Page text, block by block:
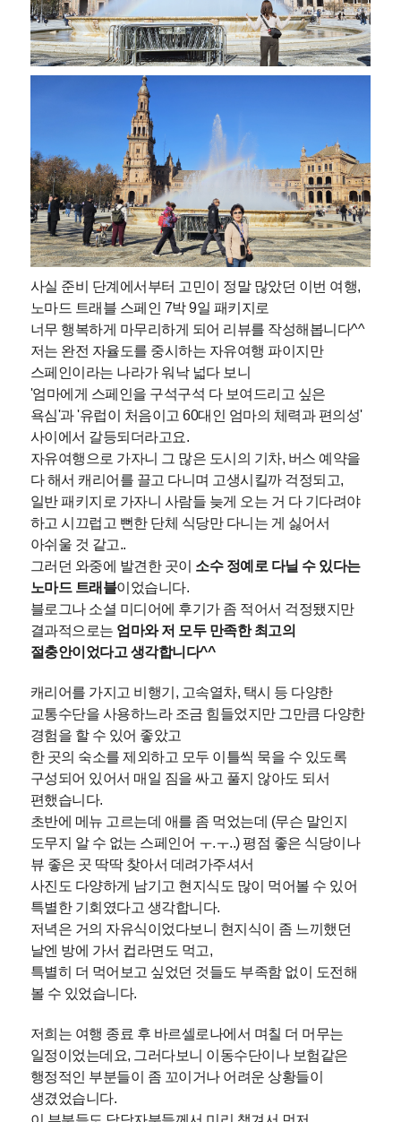
사실 준비 단계에서부터 고민이 정말 많았던 이번 여행,
노마드 트래블 스페인 7박 9일 패키지로
너무 행복하게 마무리하게 되어 리뷰를 작성해봅니다^^
저는 완전 자율도를 중시하는 자유여행 파이지만
스페인이라는 나라가 워낙 넓다 보니
'엄마에게 스페인을 구석구석 다 보여드리고 싶은
욕심'과 '유럽이 처음이고 60대인 엄마의 체력과 편의성'
사이에서 갈등되더라고요.
자유여행으로 가자니 그 많은 도시의 기차, 버스 예약을
다 해서 캐리어를 끌고 다니며 고생시킬까 걱정되고,
일반 패키지로 가자니 사람들 늦게 오는 거 다 기다려야
하고 시끄럽고 뻔한 단체 식당만 다니는 게 싫어서
아쉬울 것 같고..
그러던 와중에 발견한 곳이 소수 정예로 다닐 수 있다는
노마드 트래블이었습니다.
블로그나 소셜 미디어에 후기가 좀 적어서 걱정됐지만
결과적으로는 엄마와 저 모두 만족한 최고의
절충안이었다고 생각합니다^^
캐리어를 가지고 비행기, 고속열차, 택시 등 다양한
교통수단을 사용하느라 조금 힘들었지만 그만큼 다양한
경험을 할 수 있어 좋았고
한 곳의 숙소를 제외하고 모두 이틀씩 묵을 수 있도록
구성되어 있어서 매일 짐을 싸고 풀지 않아도 되서
편했습니다.
초반에 메뉴 고르는데 애를 좀 먹었는데 (무슨 말인지
도무지 알 수 없는 스페인어 ㅜ.ㅜ..) 평점 좋은 식당이나
뷰 좋은 곳 딱딱 찾아서 데려가주셔서
사진도 다양하게 남기고 현지식도 많이 먹어볼 수 있어
특별한 기회였다고 생각합니다.
저녁은 거의 자유식이었다보니 현지식이 좀 느끼했던
날엔 방에 가서 컵라면도 먹고,
특별히 더 먹어보고 싶었던 것들도 부족함 없이 도전해
볼 수 있었습니다.
저희는 여행 종료 후 바르셀로나에서 며칠 더 머무는
일정이었는데요, 그러다보니 이동수단이나 보험같은
행정적인 부분들이 좀 꼬이거나 어려운 상황들이
생겼었습니다.